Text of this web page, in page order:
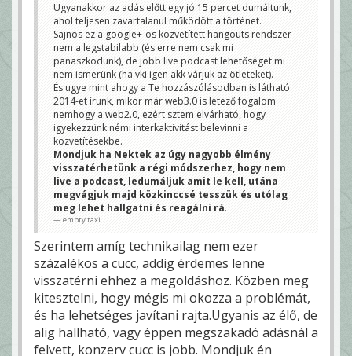
Ugyanakkor az adás előtt egy jó 15 percet dumáltunk,
ahol teljesen zavartalanul működött a történet.
Sajnos ez a google+-os közvetített hangouts rendszer
nem a legstabilabb (és erre nem csak mi
panaszkodunk), de jobb live podcast lehetőséget mi
nem ismerünk (ha vki igen akk várjuk az ötleteket).
És ugye mint ahogy a Te hozzászólásodban is látható
2014-et írunk, mikor már web3.0 is létező fogalom
nemhogy a web2.0, ezért sztem elvárható, hogy
igyekezzünk némi interkaktivitást belevinni a
közvetítésekbe.
Mondjuk ha Nektek az úgy nagyobb élmény
visszatérhetünk a régi módszerhez, hogy nem
live a podcast, ledumáljuk amit le kell, utána
megvágjuk majd közkinccsé tesszük és utólag
meg lehet hallgatni és reagálni rá.
empty taxi
Szerintem amíg technikailag nem ezer
százalékos a cucc, addig érdemes lenne
visszatérni ehhez a megoldáshoz. Közben meg
kitesztelni, hogy mégis mi okozza a problémát,
és ha lehetséges javítani rajta.Ugyanis az élő, de
alig hallható, vagy éppen megszakadó adásnál a
felvett, konzerv cucc is jobb. Mondjuk én